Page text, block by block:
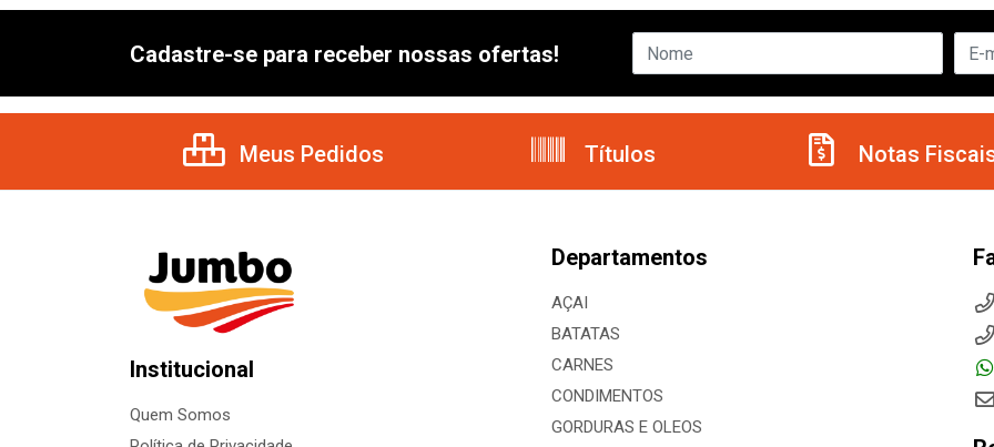
Cadastre-se para receber nossas ofertas!
Meus Pedidos Títulos Notas
Institucional
Quem Somos
Departamentos
AÇAI
BATATAS
CARNES
CONDIMENTOS
GORDURAS E OLEOS